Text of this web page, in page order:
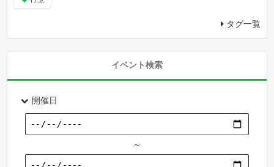
タグ一覧
イベント検索
開催日
～